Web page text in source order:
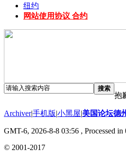
纽约
网站使用协议 合约
搜索
抱
Archiver|手机版|小黑屋|美国论坛德
GMT-6, 2026-8-8 03:56 , Processed
© 2001-2017